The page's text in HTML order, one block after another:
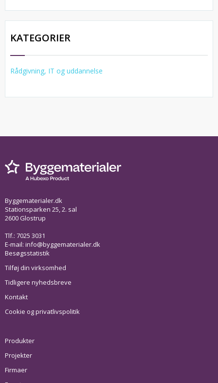
KATEGORIER
Rådgivning, IT og uddannelse
Byggematerialer.dk
Stationsparken 25, 2. sal
2600 Glostrup
Tlf.: 7025 3031
E-mail: info@byggematerialer.dk
Besøgsstatistik
Tilføj din virksomhed
Tidligere nyhedsbreve
Kontakt
Cookie og privatlivspolitik
Produkter
Projekter
Firmaer